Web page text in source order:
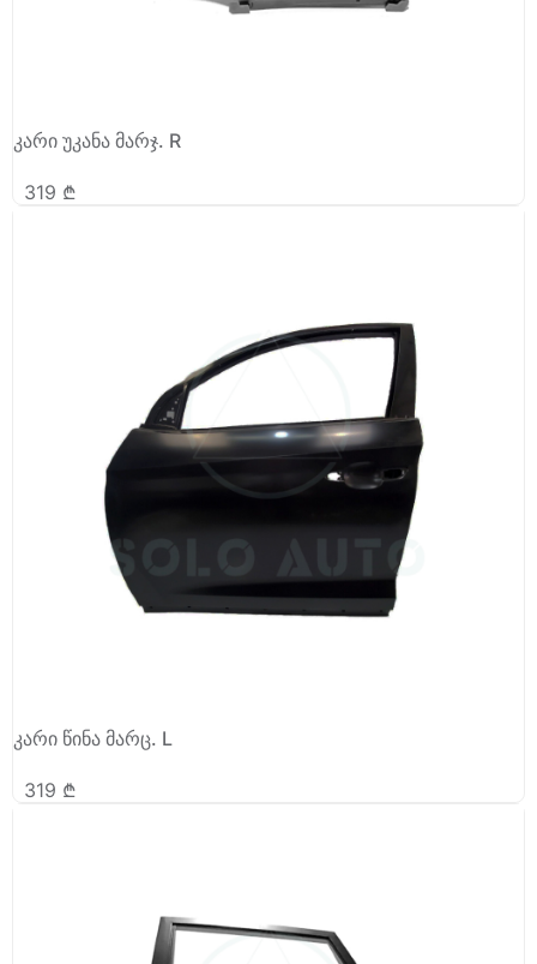
კარი უკანა მარჯ. R
319 ₾
კარი წინა მარც. L
319 ₾